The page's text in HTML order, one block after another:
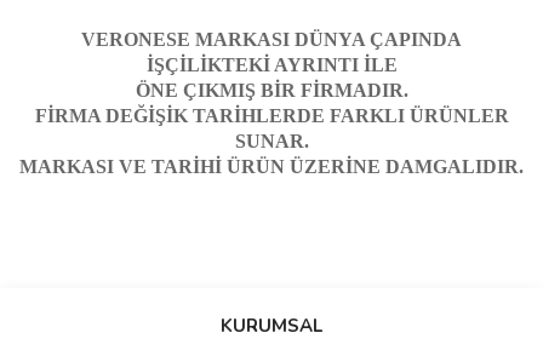
VERONESE MARKASI DÜNYA ÇAPINDA
İŞÇİLİKTEKİ AYRINTI İLE
ÖNE ÇIKMIŞ BİR FİRMADIR.
FİRMA DEĞİŞİK TARİHLERDE FARKLI ÜRÜNLER
SUNAR.
MARKASI VE TARİHİ ÜRÜN ÜZERİNE DAMGALIDIR.
Bu ürüne ilk yorumu siz yapın!
KURUMSAL